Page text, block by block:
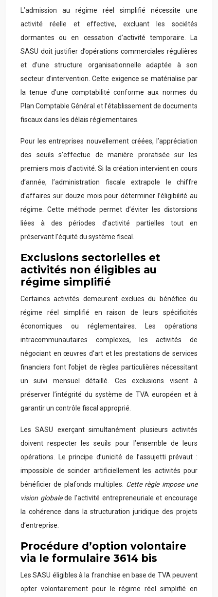
L’admission au régime réel simplifié nécessite une
activité réelle et effective, excluant les sociétés
dormantes ou en cessation d’activité temporaire. La
SASU doit justifier d’opérations commerciales régulières
et d’une structure organisationnelle adaptée à son
secteur d’intervention. Cette exigence se matérialise par
la tenue d’une comptabilité conforme aux normes du
Plan Comptable Général et l’établissement de documents
fiscaux dans les délais réglementaires.
Pour les entreprises nouvellement créées, l’appréciation
des seuils s’effectue de manière proratisée sur les
premiers mois d’activité. Si la création intervient en cours
d’année, l’administration fiscale extrapole le chiffre
d’affaires sur douze mois pour déterminer l’éligibilité au
régime. Cette méthode permet d’éviter les distorsions
liées à des périodes d’activité partielles tout en
préservant l’équité du système fiscal.
Exclusions sectorielles et
activités non éligibles au
régime simplifié
Certaines activités demeurent exclues du bénéfice du
régime réel simplifié en raison de leurs spécificités
économiques ou réglementaires. Les opérations
intracommunautaires complexes, les activités de
négociant en œuvres d’art et les prestations de services
financiers font l’objet de règles particulières nécessitant
un suivi mensuel détaillé. Ces exclusions visent à
préserver l’intégrité du système de TVA européen et à
garantir un contrôle fiscal approprié.
Les SASU exerçant simultanément plusieurs activités
doivent respecter les seuils pour l’ensemble de leurs
opérations. Le principe d’unicité de l’assujetti prévaut :
impossible de scinder artificiellement les activités pour
bénéficier de plafonds multiples. Cette règle impose une
vision globalede l’activité entrepreneuriale et encourage
la cohérence dans la structuration juridique des projets
d’entreprise.
Procédure d’option volontaire
via le formulaire 3614 bis
Les SASU éligibles à la franchise en base de TVA peuvent
opter volontairement pour le régime réel simplifié en